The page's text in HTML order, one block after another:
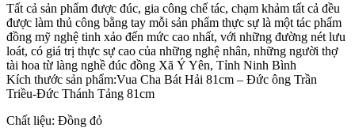
Tất cả sản phẩm được đúc, gia công chế tác, chạm khảm tất cả đều
được làm thủ công bằng tay mỗi sản phẩm thực sự là một tác phẩm
đồng mỹ nghệ tinh xảo đến mức cao nhất, với những đường nét lưu
loát, có giá trị thực sự cao của những nghệ nhân, những người thợ
tài hoa từ làng nghề đúc đồng Xã Ý Yên, Tỉnh Ninh Bình
Kích thước sản phẩm:Vua Cha Bát Hải 81cm – Đức ông Trần
Triều-Đức Thánh Tảng 81cm
Chất liệu: Đồng đỏ